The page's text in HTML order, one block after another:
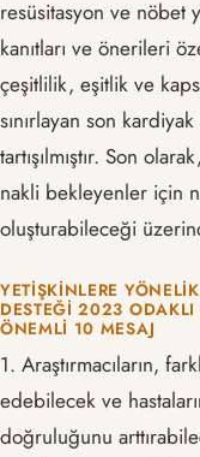
resüsitasyon ve nöbet
kanıtları ve önerileri
çeşitlilik, eşitlik ve
sınırlayan son
tartışılmıştır. Son
nakli bekleyenler için
oluşturabileceği
YETIŞKINLERE
DESTEĞI 2023 ODAKLI
ÖNEMLI 10 MESAJ
1. Araştırmacıların,
edebilecek ve
doğruluğunu